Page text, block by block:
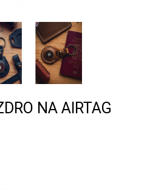
NA AIRTAG